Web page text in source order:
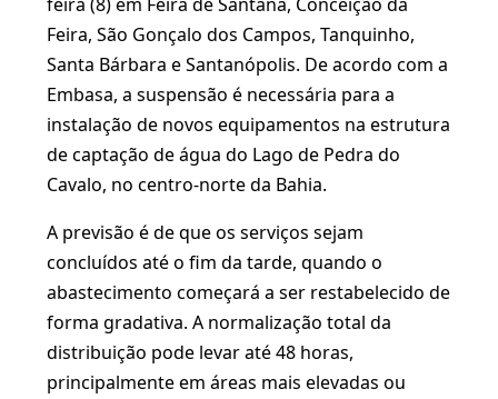
Feira, São Gonçalo dos Campos, Tanquinho,
Santa Bárbara e Santanópolis. De acordo com a
Embasa, a suspensão é necessária para a
instalação de novos equipamentos na estrutura
de captação de água do Lago de Pedra do
Cavalo, no centro-norte da Bahia.
A previsão é de que os serviços sejam
concluídos até o fim da tarde, quando o
abastecimento começará a ser restabelecido de
forma gradativa. A normalização total da
distribuição pode levar até 48 horas,
principalmente em áreas mais elevadas ou